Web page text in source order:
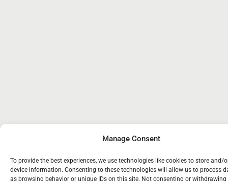
Manage Consent
To provide the best experiences, we use technologies like cookies to store and/
device information. Consenting to these technologies will allow us to process
as browsing behavior or unique IDs on this site. Not consenting or withdrawing